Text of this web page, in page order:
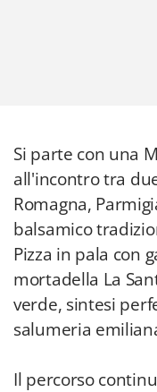
Si parte con una
all'incontro tra
Romagna,
balsamico
Pizza in pala con
mortadella La
verde, sintesi
salumeria
Il percorso